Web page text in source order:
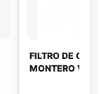
FILTRO DE
MONTERO V6 -